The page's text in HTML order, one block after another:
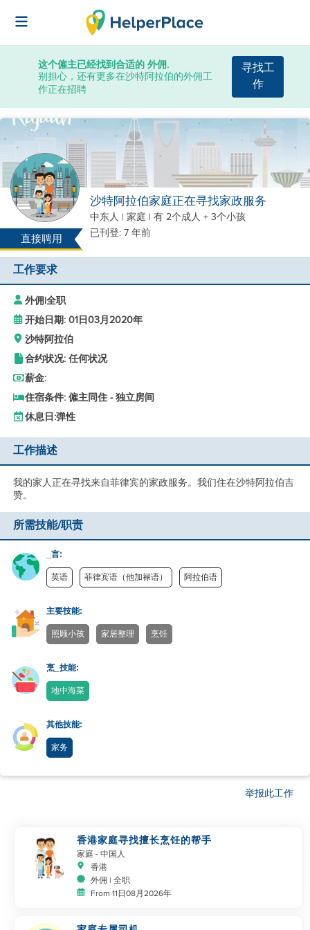
这个僱主已经找到合适的 外佣.
别担心，还有更多在沙特阿拉伯的外佣工
作正在招聘
寻找工
作
直接聘用
沙特阿拉伯家庭正在寻找家政服务
中东人 | 家庭 | 有 2个成人 + 3个小孩
已刊登: 7 年前
工作要求
外佣|全职
开始日期: 01日03月2020年
沙特阿拉伯
合约状况: 任何状况
薪金:
住宿条件: 僱主同住 - 独立房间
休息日:弹性
工作描述
我的家人正在寻找来自菲律宾的家政服务。我们住在沙特阿拉伯吉
赞。
所需技能/职责
_言:
英语 菲律宾语（他加禄语） 阿拉伯语
主要技能:
照顾小孩 家居整理 烹饪
烹_技能:
地中海菜
其他技能:
家务
举报此工作
香港家庭寻找擅长烹饪的帮手
家庭 - 中国人
香港
外佣 | 全职
From 11日08月2026年